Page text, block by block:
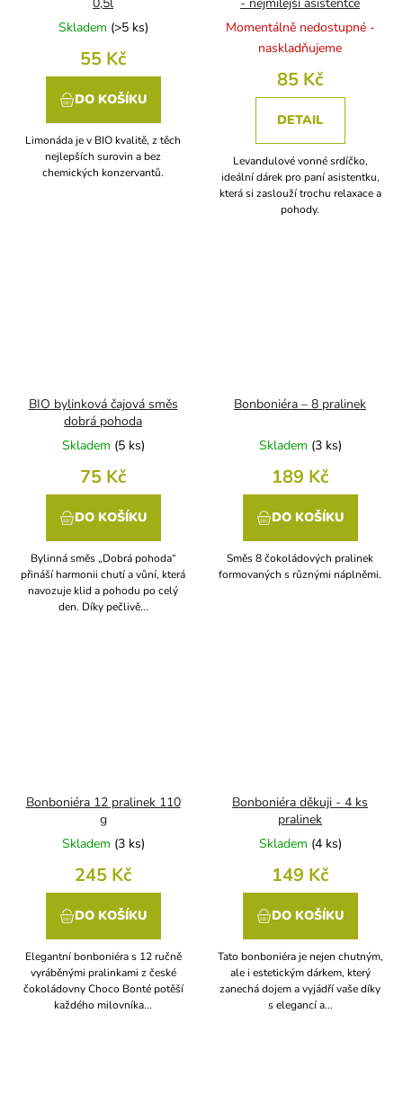
Skladem (>5 ks)
55 Kč
DO KOŠÍKU
Limonáda je v BIO kvalitě, z těch
nejlepších surovin a bez
chemických konzervantů.
Momentálně nedostupné -
naskladňujeme
85 Kč
DETAIL
Levandulové vonné srdíčko,
ideální dárek pro paní asistentku,
která si zaslouží trochu relaxace a
pohody.
BIO bylinková čajová směs
dobrá pohoda
Skladem (5 ks)
75 Kč
DO KOŠÍKU
Bylinná směs „Dobrá pohoda“
přináší harmonii chutí a vůní, která
navozuje klid a pohodu po celý
den. Díky pečlivě...
Bonboniéra – 8 pralinek
Skladem (3 ks)
189 Kč
DO KOŠÍKU
Směs 8 čokoládových pralinek
formovaných s různými náplněmi.
Bonboniéra 12 pralinek 110
g
Skladem (3 ks)
245 Kč
DO KOŠÍKU
Elegantní bonboniéra s 12 ručně
vyráběnými pralinkami z české
čokoládovny Choco Bonté potěší
každého milovníka...
Bonboniéra děkuji - 4 ks
pralinek
Skladem (4 ks)
149 Kč
DO KOŠÍKU
Tato bonboniéra je nejen chutným,
ale i estetickým dárkem, který
zanechá dojem a vyjádří vaše díky
s elegancí a...